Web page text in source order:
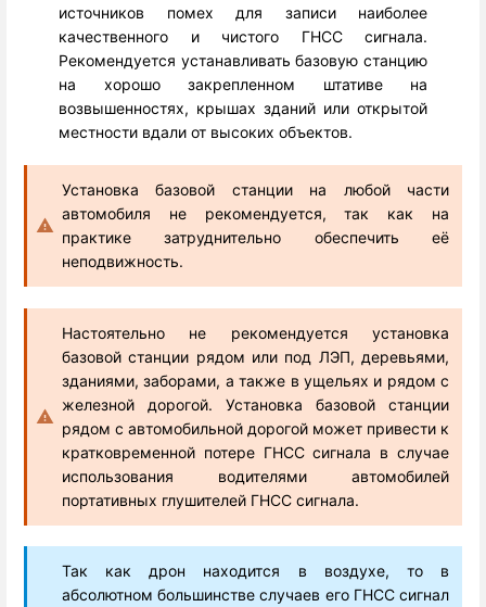
источников помех для записи наиболее
качественного и чистого ГНСС сигнала.
Рекомендуется устанавливать базовую станцию
на хорошо закрепленном штативе на
возвышенностях, крышах зданий или открытой
местности вдали от высоких объектов.
Установка базовой станции на любой части
автомобиля не рекомендуется, так как на
практике затруднительно обеспечить её
неподвижность.
Настоятельно не рекомендуется установка
базовой станции рядом или под ЛЭП, деревьями,
зданиями, заборами, а также в ущельях и рядом с
железной дорогой. Установка базовой станции
рядом с автомобильной дорогой может привести к
кратковременной потере ГНСС сигнала в случае
использования водителями автомобилей
портативных глушителей ГНСС сигнала.
Так как дрон находится в воздухе, то в
абсолютном большинстве случаев его ГНСС сигнал